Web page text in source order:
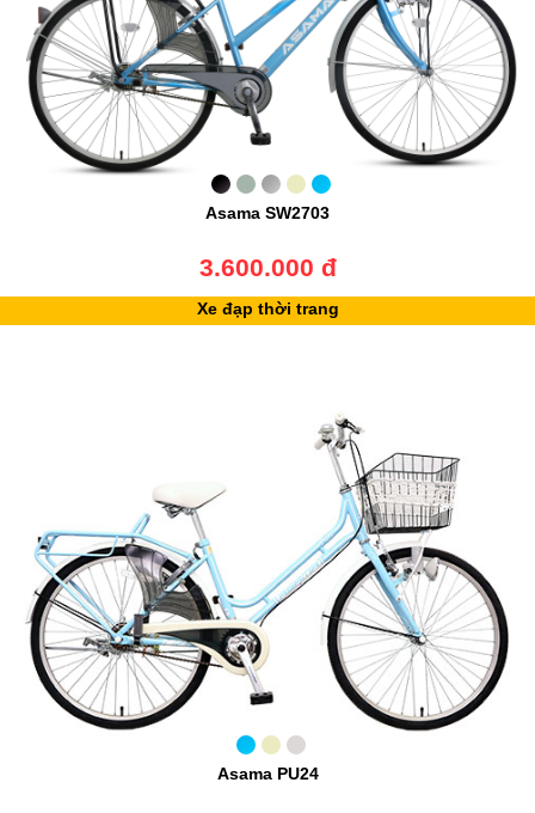
Asama SW2703
3.600.000 đ
Xe đạp thời trang
Asama PU24